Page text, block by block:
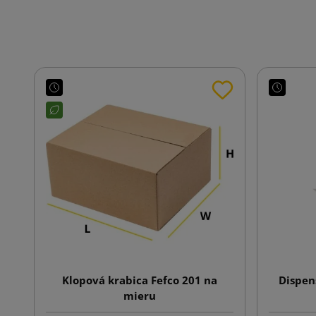
Klopová krabica Fefco 201 na
mieru